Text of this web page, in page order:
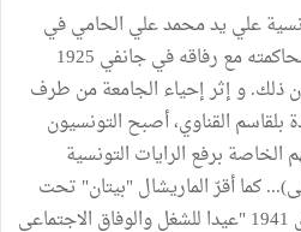
علي يد محمد علي الحامي في
ديسمبر 1924 لم يكتب بسبب محاكمته مع رفاقه في جانفي 1925
ذلك. و إثر إحياء الجامعة من طرف
في جوان 1936 بقيادة بلقاسم القناوي، أصبح التونسيون
برفع الرايات التونسية
كما أقرّ الماريشال "بيتان" تحت
الاحتلال النازي أن يكون 01 ماي 1941 "عيدا للشغل والوفاق الاجتماعي